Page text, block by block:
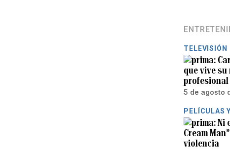
TELEVISIÓN
que vive su
profesional
5 de agosto
PELÍCULAS
Ni
Cream
violencia